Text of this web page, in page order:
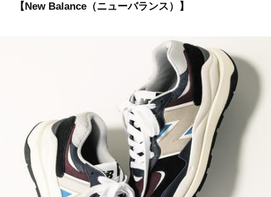
【New Balance（ニューバランス）】